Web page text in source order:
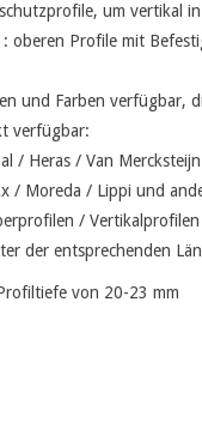
um vertikal
oberen Profile mit
und Farben verfügbar,
verfügbar:
/ Heras / Van
/ Moreda / Lippi und
/
der entsprechenden
von 20-23 mm